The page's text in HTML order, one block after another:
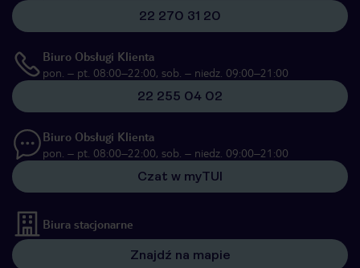
22 270 31 20
Biuro Obsługi Klienta
pon. – pt. 08:00–22:00, sob. – niedz. 09:00–21:00
22 255 04 02
Biuro Obsługi Klienta
pon. – pt. 08:00–22:00, sob. – niedz. 09:00–21:00
Czat w myTUI
Biura stacjonarne
Znajdź na mapie